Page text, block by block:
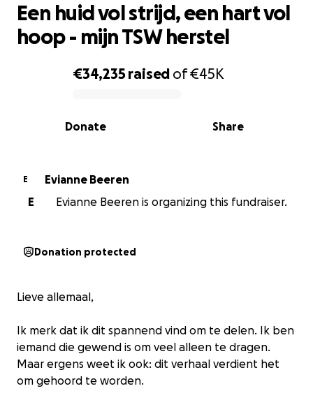
0% complete
€34,235 raised of€45K
Share
Donate
Een huid vol strijd, een hart vol
hoop - mijn TSW herstel
E
Evianne Beeren
E
Evianne Beeren is organizing this fundraiser.
Donation protected
Lieve allemaal,
Ik merk dat ik dit spannend vind om te delen. Ik ben
iemand die gewend is om veel alleen te dragen.
Maar ergens weet ik ook: dit verhaal verdient het
om gehoord te worden.